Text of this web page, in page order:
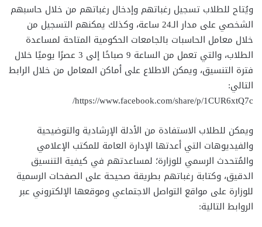
ويُتاح للطلاب تسجيل رغباتهم وإدخال رغباتهم من خلال حاسبهم
الشخصي على مدار الـ24 ساعة، وكذلك يمكنهم التسجيل من
خلال معامل الحاسبات بالجامعات الحكومية المتاحة لمساعدة
الطلاب، والتي تعمل من الساعة 9 صباحًا إلى 3 عصرًا يوميًا خلال
فترة التنسيق، ويمكن الاطلاع على أماكن المعامل من خلال الرابط
التالي:
https://www.facebook.com/share/p/1CUR6xtQ7c/
ويمكن للطلاب الاستفادة من الأدلة الإرشادية والتوضيحية
والفيديوهات التي أعدتها الإدارة العامة للمكتب الإعلامي
والمُتحدث الرسمي للوزارة؛ لمساعدتهم في كيفية التنسيق
الدقيق، وكتابة رغباتهم بطريقة صحيحة على الصفحات الرسمية
للوزارة على مواقع التواصل الاجتماعي وموقعها الإلكتروني عبر
الروابط التالية: